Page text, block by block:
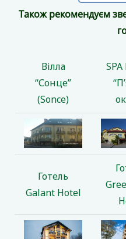
Також рекомендуєм
Вілла
“Сонце”
(Sonce)
SPA
Готель
Galant Hotel